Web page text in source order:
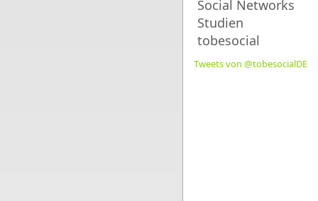
Social Networks
Studien
tobesocial
Tweets von @tobesocialDE